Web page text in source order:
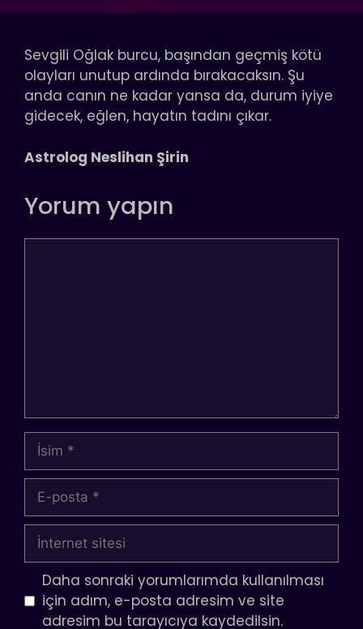
Sevgili Oğlak burcu, başından geçmiş kötü
olayları unutup ardında bırakacaksın. Şu
anda canın ne kadar yansa da, durum iyiye
gidecek, eğlen, hayatın tadını çıkar.
Astrolog Neslihan Şirin
Yorum yapın
İsim
posta
İnternet
sitesi
Daha sonraki yorumlarımda kullanılması
için adım, e-posta adresim ve site
adresim bu tarayıcıya kaydedilsin.